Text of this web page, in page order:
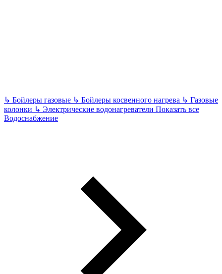
↳ Бойлеры газовые ↳ Бойлеры косвенного нагрева ↳ Газовые
колонки ↳ Электрические водонагреватели Показать все
Водоснабжение